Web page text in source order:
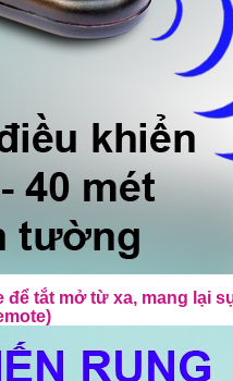
để tắt mở từ xa, mang lại